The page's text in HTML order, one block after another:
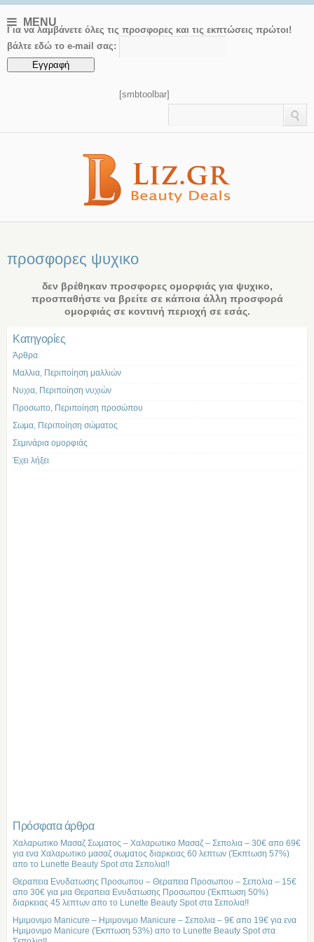
MENU
Για να λαμβάνετε όλες τις προσφορες και τις εκπτώσεις πρώτοι!
βάλτε εδώ το e-mail σας:
[smbtoolbar]
προσφορες ψυχικο
δεν βρέθηκαν προσφορες ομορφιάς για ψυχικο,
προσπαθήστε να βρείτε σε κάποια άλλη προσφορά
ομορφιάς σε κοντινή περιοχή σε εσάς.
Kατηγορίες
Άρθρα
Μαλλια, Περιποίηση μαλλιών
Νυχια, Περιποίηση νυχιών
Προσωπο, Περιποίηση προσώπου
Σωμα, Περιποίηση σώματος
Σεμινάρια ομορφιάς
Έχει λήξει
Πρόσφατα άρθρα
Χαλαρωτικο Μασαζ Σωματος – Χαλαρωτικο Μασαζ – Σεπολια – 30€ απο 69€
για ενα Χαλαρωτικο μασαζ σωματος διαρκειας 60 λεπτων (Έκπτωση 57%)
απο το Lunette Beauty Spot στα Σεπολια!!
Θεραπεια Ενυδατωσης Προσωπου – Θεραπεια Προσωπου – Σεπολια – 15€
απο 30€ για μια Θεραπεια Ενυδατωσης Προσωπου (Έκπτωση 50%)
διαρκειας 45 λεπτων απο το Lunette Beauty Spot στα Σεπολια!!
Ημιμονιμο Manicure – Ημιμονιμο Manicure – Σεπολια – 9€ απο 19€ για ενα
Ημιμονιμο Manicure (Έκπτωση 53%) απο το Lunette Beauty Spot στα